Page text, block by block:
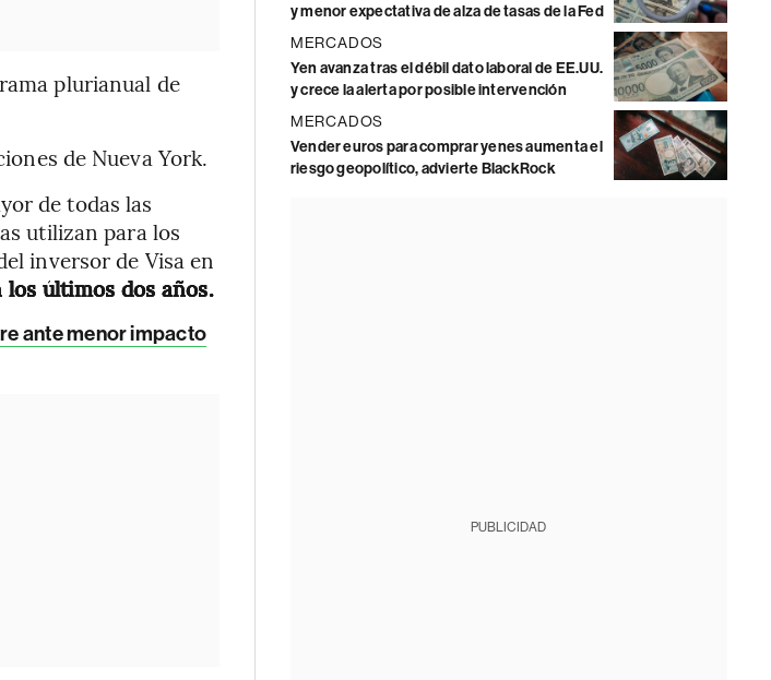
plurianual de
de Nueva York.
de todas las
utilizan para los
inversor de Visa en
últimos dos años.
ante menor impacto
y menor expectativa de alza de tasas de la Fed
MERCADOS
Yen avanza tras el débil dato laboral de EE.UU.
y crece la alerta por posible intervención
MERCADOS
Vender euros para comprar yenes aumenta el
riesgo geopolítico, advierte BlackRock
PUBLICIDAD